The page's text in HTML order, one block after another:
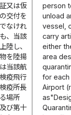
又は仮
交付を
なけれ
、当該
陸し、
を陸揚
当該航
疫飛行
疫所長
場所
び第十
person
unload
vessel,
carry
either
area
for each
Airport